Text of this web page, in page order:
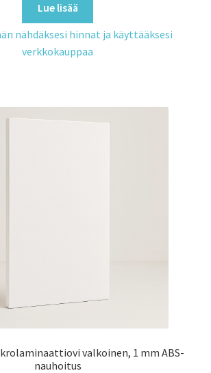
Lue lisää
nähdäksesi hinnat ja käyttääksesi
verkkokauppaa
valkoinen, 1 mm ABS-
nauhoitus